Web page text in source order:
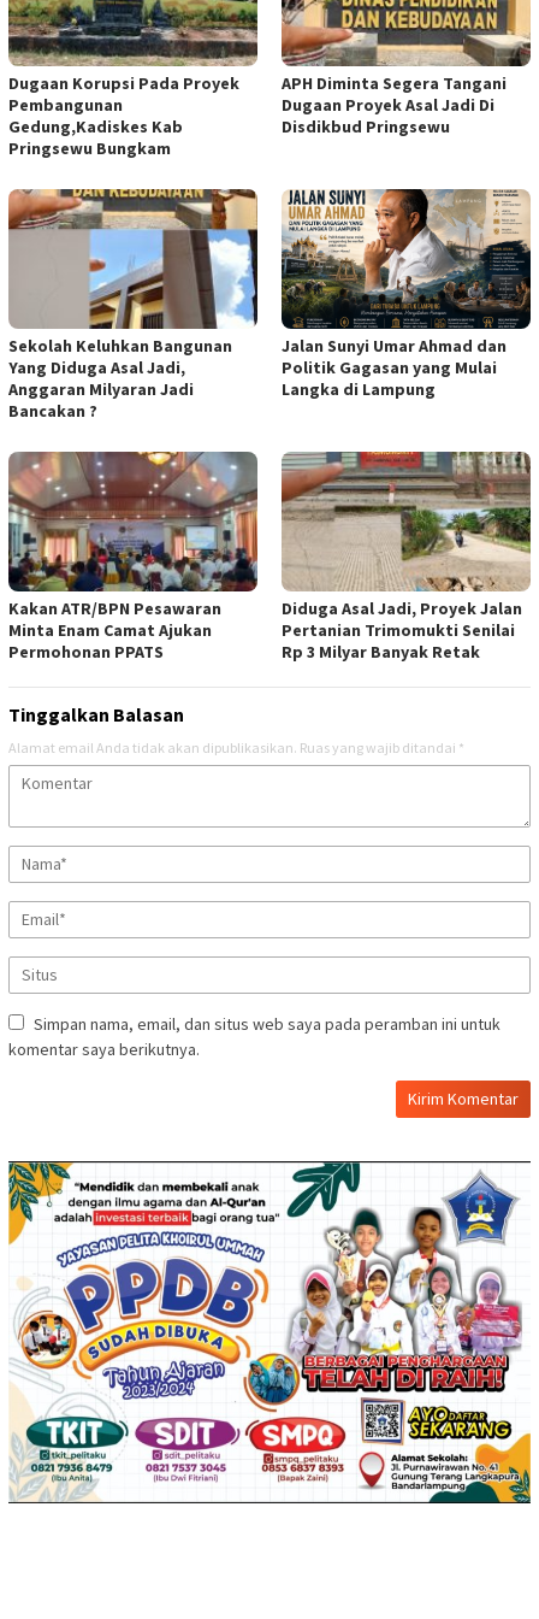
Dugaan Korupsi Pada Proyek
Pembangunan
Gedung,Kadiskes Kab
Pringsewu Bungkam
APH Diminta Segera Tangani
Dugaan Proyek Asal Jadi Di
Disdikbud Pringsewu
Sekolah Keluhkan Bangunan
Yang Diduga Asal Jadi,
Anggaran Milyaran Jadi
Bancakan ?
Jalan Sunyi Umar Ahmad dan
Politik Gagasan yang Mulai
Langka di Lampung
Kakan ATR/BPN Pesawaran
Minta Enam Camat Ajukan
Permohonan PPATS
Diduga Asal Jadi, Proyek Jalan
Pertanian Trimomukti Senilai
Rp 3 Milyar Banyak Retak
Tinggalkan Balasan
Alamat email Anda tidak akan dipublikasikan. Ruas yang wajib ditandai *
Simpan nama, email, dan situs web saya pada peramban ini untuk
komentar saya berikutnya.